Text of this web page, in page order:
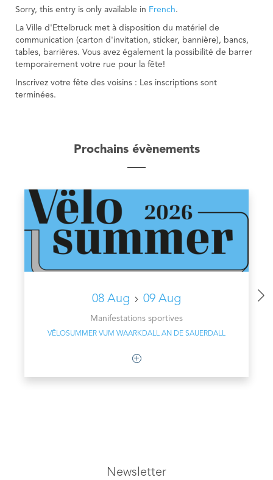
Sorry, this entry is only available in French.
La Ville d'Ettelbruck met à disposition du matériel de
communication (carton d'invitation, sticker, bannière), bancs,
tables, barrières. Vous avez également la possibilité de barrer
temporairement votre rue pour la fête!
Inscrivez votre fête des voisins : Les inscriptions sont
terminées.
Prochains évènements
08 Aug 09 Aug
Manifestations sportives
VËLOSUMMER VUM WAARKDALL AN DE SAUERDALL
Newsletter